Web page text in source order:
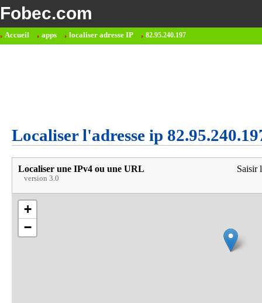
Fobec.com
Accueil apps localiser adresse IP 82.95.240.197
Localiser l'adresse ip
Localiser une IPv4 ou une URL
version 3.0
Saisir
+
−